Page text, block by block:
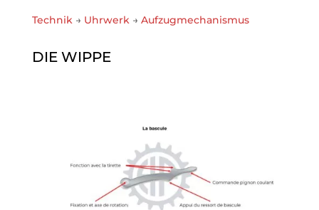
Technik → Uhrwerk→ Aufzugmechanismus
DIE WIPPE